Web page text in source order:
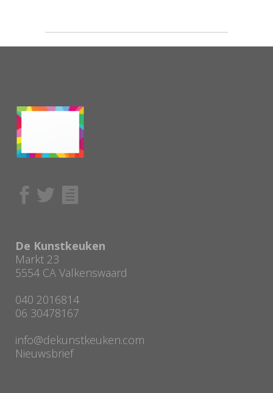
De Kunstkeuken
Markt 23
5554 CA Valkenswaard
040 2016814
06 30478167
info@dekunstkeuken.com
Nieuwsbrief